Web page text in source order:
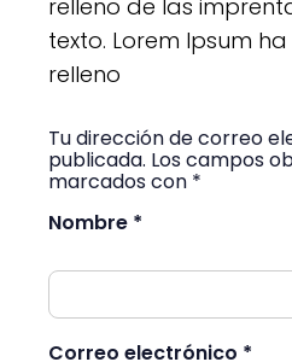
relleno de las
texto. Lorem Ipsum
relleno
Tu dirección de correo
publicada. Los campos
marcados con *
Nombre *
Correo electrónico *